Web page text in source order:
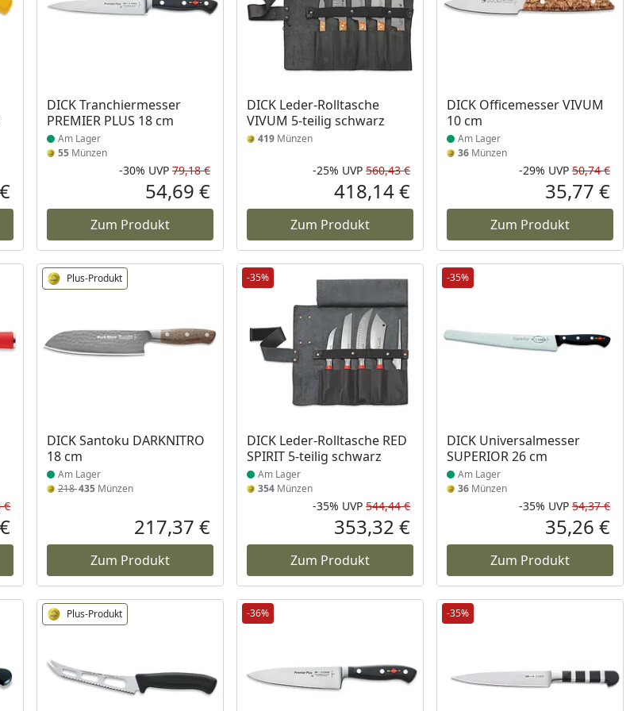
Aktueller Preis
DICK Tranchiermesser
PREMIER PLUS 18 cm
Produkt am Lager
Am Lager
55 Münzen
Rabatt in Prozent
-30%
Ursprünglicher Preis
UVP 79,18 €
Aktueller Preis
54,69 €
Zum Produkt
DICK Leder-Rolltasche
VIVUM 5-teilig schwarz
419 Münzen
Rabatt in Prozent
-25%
Ursprünglicher Preis
UVP 560,43 €
Aktueller Preis
418,14 €
Zum Produkt
DICK Officemesser VIVUM
10 cm
Produkt am Lager
Am Lager
36 Münzen
-29% UVP 50,74 €
35,77 €
Zum Produkt
Rabatt in Prozent
Ursprünglicher Preis
€
Aktueller Preis
Plus-Produkt
DICK Santoku DARKNITRO
18 cm
Produkt am Lager
Am Lager
218435 Münzen
Aktueller Preis
217,37 €
Zum Produkt
-35%
DICK Leder-Rolltasche RED
SPIRIT 5-teilig schwarz
Produkt am Lager
Am Lager
354 Münzen
Rabatt in Prozent
-35%
Ursprünglicher Preis
UVP 544,44 €
Aktueller Preis
353,32 €
Zum Produkt
-35%
DICK Universalmesser
SUPERIOR 26 cm
Produkt am Lager
Am Lager
36 Münzen
-35% UVP 54,37 €
35,26 €
Zum Produkt
Plus-Produkt -36% -35%